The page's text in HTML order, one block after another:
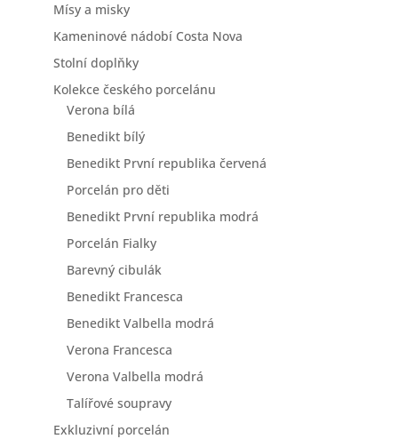
Mísy a misky
Kameninové nádobí Costa Nova
Stolní doplňky
Kolekce českého porcelánu
Verona bílá
Benedikt bílý
Benedikt První republika červená
Porcelán pro děti
Benedikt První republika modrá
Porcelán Fialky
Barevný cibulák
Benedikt Francesca
Benedikt Valbella modrá
Verona Francesca
Verona Valbella modrá
Talířové soupravy
Exkluzivní porcelán